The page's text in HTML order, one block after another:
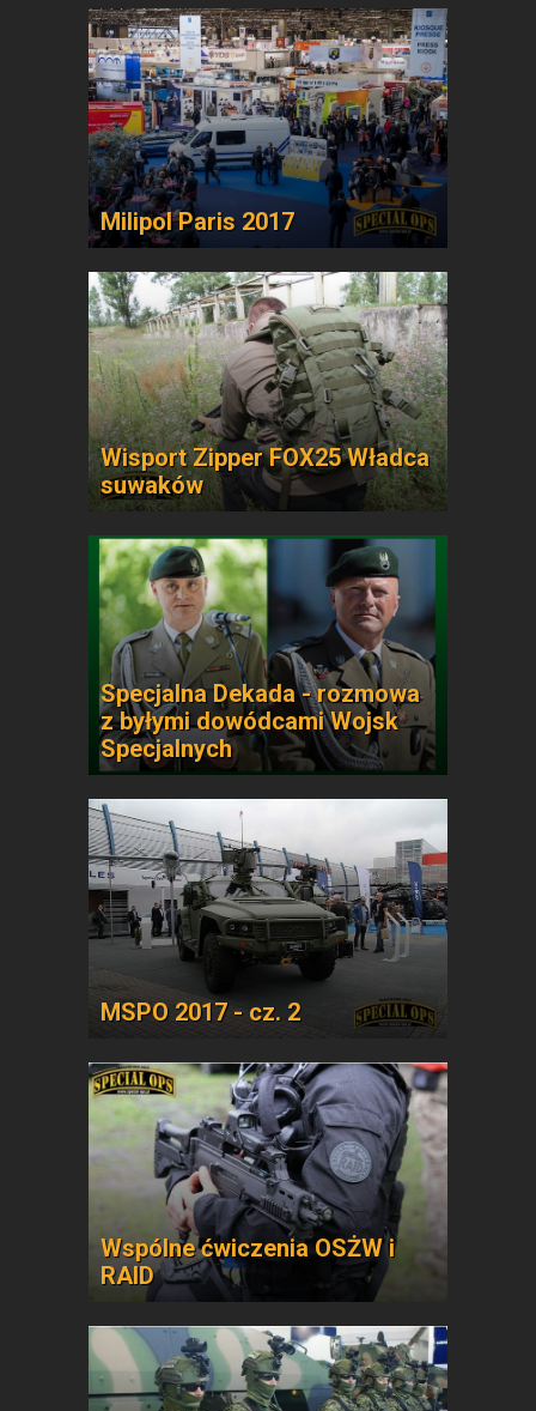
Milipol Paris 2017
Wisport Zipper FOX25 Władca
suwaków
Specjalna Dekada - rozmowa
z byłymi dowódcami Wojsk
Specjalnych
MSPO 2017 - cz. 2
Wspólne ćwiczenia OSŻW i
RAID